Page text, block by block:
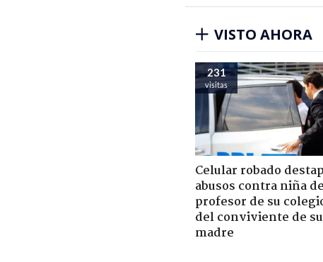
VISTO AHORA
231
visitas
Celular robado
abusos contra niña
profesor de su
del conviviente de su
madre